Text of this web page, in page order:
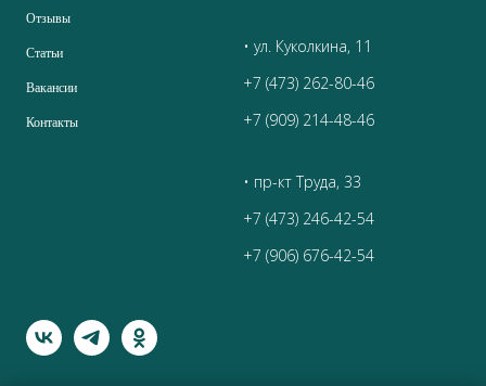
Отзывы
Статьи
Вакансии
Контакты
• ул. Куколкина, 11
+7 (473) 262-80-46
+7 (909) 214-48-46
• пр-кт Труда, 33
+7 (473) 246-42-54
+7 (906) 676-42-54